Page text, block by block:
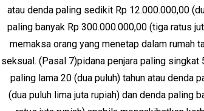
atau denda paling sedikit Rp 12.000.000,00
paling banyak Rp 300.000.000,00 (tiga ratus
memaksa orang yang menetap dalam rumah
seksual. (Pasal 7)pidana penjara paling singkat
paling lama 20 (dua puluh) tahun atau denda
(dua puluh lima juta rupiah) dan denda paling